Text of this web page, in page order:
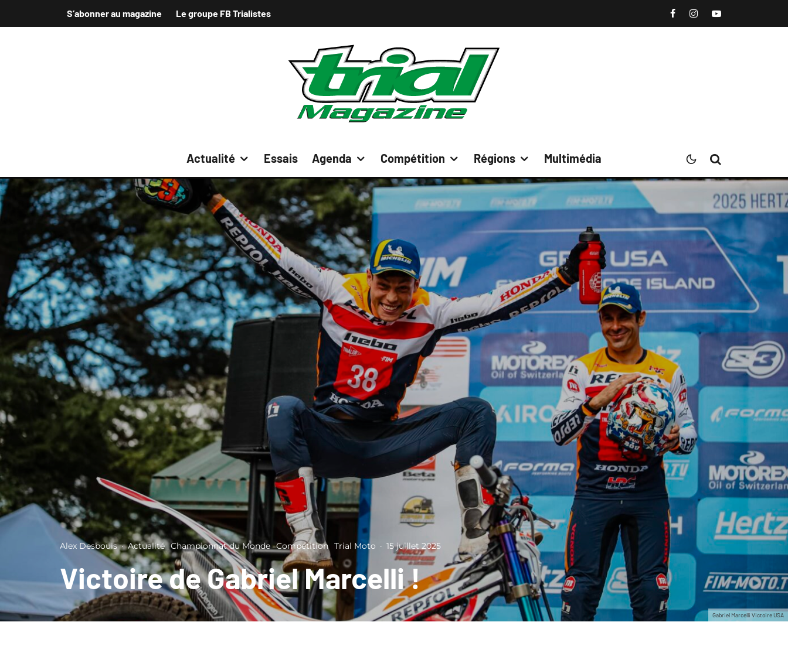
S’abonner au magazine Le groupe FB Trialistes
Actualité Essais Agenda Compétition Régions Multimédia
Gabriel Marcelli Victoire USA
Alex Desbouis · Actualité Championnat du Monde Compétition Trial Moto · 15 juillet 2025
Victoire de Gabriel Marcelli !